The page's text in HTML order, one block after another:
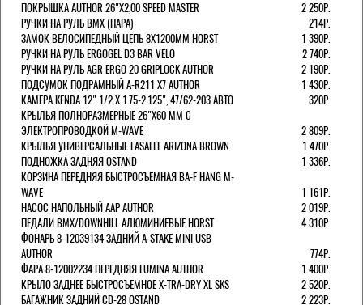
ПОКРЫШКА AUTHOR 26"Х2,00 SPEED MASTER
2 250Р.
РУЧКИ НА РУЛЬ BMX (ПАРА)
214Р.
ЗАМОК ВЕЛОCИПЕДНЫЙ ЦЕПЬ 8Х1200ММ HORST
1 390Р.
РУЧКИ НА РУЛЬ ERGOGEL D3 BAR VELO
2 740Р.
РУЧКИ НА РУЛЬ AGR ERGO 20 GRIPLOCK AUTHOR
2 190Р.
ПОДСУМОК ПОДРАМНЫЙ A-R211 X7 AUTHOR
1 430Р.
КАМЕРА KENDA 12" 1/2 Х 1.75-2.125", 47/62-203 АВТО
320Р.
КРЫЛЬЯ ПОЛНОРАЗМЕРНЫЕ 26"Х60 ММ С
ЭЛЕКТРОПРОВОДКОЙ M-WAVE
2 809Р.
КРЫЛЬЯ УНИВЕРСАЛЬНЫЕ LASALLE ARIZONA BROWN
1 470Р.
ПОДНОЖКА ЗАДНЯЯ OSTAND
1 336Р.
КОРЗИНА ПЕРЕДНЯЯ БЫСТРОСЪЕМНАЯ BA-F HANG M-
WAVE
1 161Р.
НАСОС НАПОЛЬНЫЙ AAP AUTHOR
2 019Р.
ПЕДАЛИ BMX/DOWNHILL АЛЮМИНИЕВЫЕ HORST
4 310Р.
ФОНАРЬ 8-12039134 ЗАДНИЙ A-STAKE MINI USB
AUTHOR
774Р.
ФАРА 8-12002234 ПЕРЕДНЯЯ LUMINA AUTHOR
1 400Р.
КРЫЛО ЗАДНЕЕ БЫСТРОСЪЕМНОЕ X-TRA-DRY XL SKS
2 520Р.
БАГАЖНИК ЗАДНИЙ CD-28 OSTAND
2 223Р.